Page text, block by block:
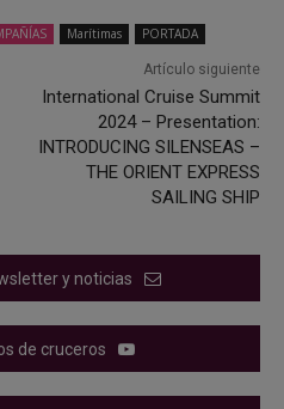
Marítimas PORTADA
Artículo siguiente
International Cruise Summit
2024 – Presentation:
INTRODUCING SILENSEAS –
THE ORIENT EXPRESS
SAILING SHIP
y noticias
de cruceros